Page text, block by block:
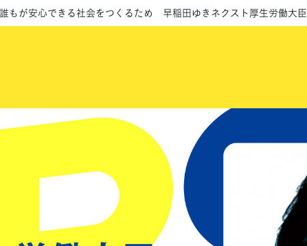
誰もが安心できる社会をつくるため 早稲田ゆきネクスト厚生労働大臣